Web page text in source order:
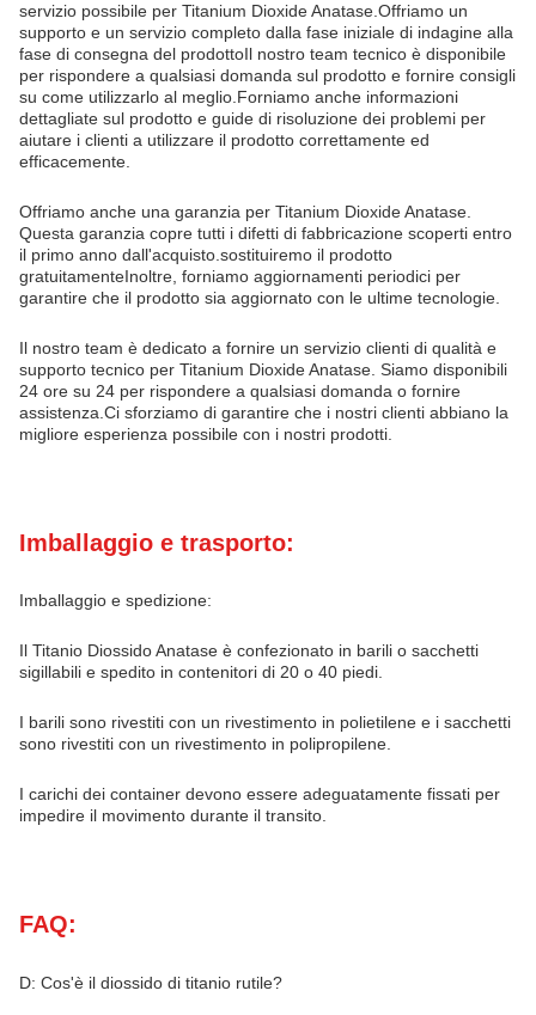
servizio possibile per Titanium Dioxide Anatase.Offriamo un
supporto e un servizio completo dalla fase iniziale di indagine alla
fase di consegna del prodottoIl nostro team tecnico è disponibile
per rispondere a qualsiasi domanda sul prodotto e fornire consigli
su come utilizzarlo al meglio.Forniamo anche informazioni
dettagliate sul prodotto e guide di risoluzione dei problemi per
aiutare i clienti a utilizzare il prodotto correttamente ed
efficacemente.
Offriamo anche una garanzia per Titanium Dioxide Anatase.
Questa garanzia copre tutti i difetti di fabbricazione scoperti entro
il primo anno dall'acquisto.sostituiremo il prodotto
gratuitamenteInoltre, forniamo aggiornamenti periodici per
garantire che il prodotto sia aggiornato con le ultime tecnologie.
Il nostro team è dedicato a fornire un servizio clienti di qualità e
supporto tecnico per Titanium Dioxide Anatase. Siamo disponibili
24 ore su 24 per rispondere a qualsiasi domanda o fornire
assistenza.Ci sforziamo di garantire che i nostri clienti abbiano la
migliore esperienza possibile con i nostri prodotti.
Imballaggio e trasporto:
Imballaggio e spedizione:
Il Titanio Diossido Anatase è confezionato in barili o sacchetti
sigillabili e spedito in contenitori di 20 o 40 piedi.
I barili sono rivestiti con un rivestimento in polietilene e i sacchetti
sono rivestiti con un rivestimento in polipropilene.
I carichi dei container devono essere adeguatamente fissati per
impedire il movimento durante il transito.
FAQ:
D: Cos'è il diossido di titanio rutile?